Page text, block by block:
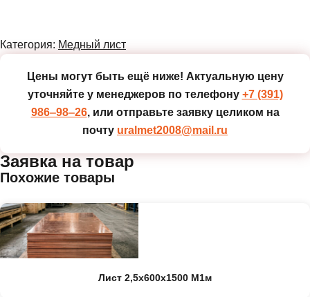
Категория: Медный лист
Цены могут быть ещё ниже! Актуальную цену
уточняйте у менеджеров по телефону +7 (391)
986‒98‒26, или отправьте заявку целиком на
почту uralmet2008@mail.ru
Заявка на товар
Похожие товары
Лист 2,5х600х1500 М1м